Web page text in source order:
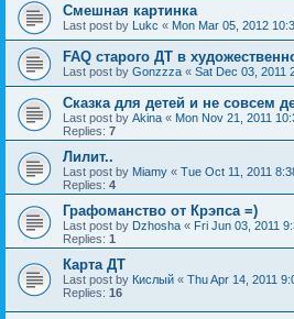
Смешная картинка
Last post by Lukc « Mon Mar 05, 2012
FAQ старого ДТ в
Last post by Gonzzza « Sat Dec 03, 2011
Сказка для детей и не совсем
Last post by Akina « Mon Nov 21, 2011
Replies: 7
Лилит..
Last post by Miamy « Tue Oct 11, 2011
Replies: 4
Графоманство от Крэпса =)
Last post by Dzhosha « Fri Jun 03, 2011
Replies: 1
Карта ДТ
Last post by Кислый « Thu Apr 14, 2011
Replies: 16